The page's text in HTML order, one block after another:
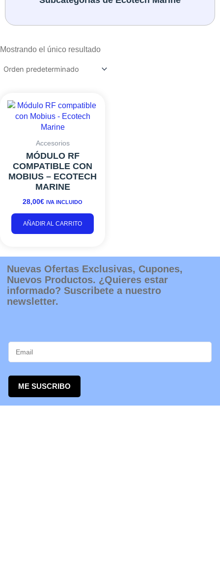
Mostrando el único resultado
Accesorios
MÓDULO RF
COMPATIBLE CON
MOBIUS – ECOTECH
MARINE
28,00€ IVA INCLUIDO
AÑADIR AL CARRITO
Nuevas Ofertas Exclusivas, Cupones,
Nuevos Productos. ¿Quieres estar
informado? Suscribete a nuestro
newsletter.
ME SUSCRIBO